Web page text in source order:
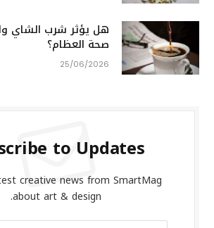
هل يؤثر شرب الشاي
صحة العظام؟
25/06/2026
to Updates
creative news from SmartMag
about art & design.